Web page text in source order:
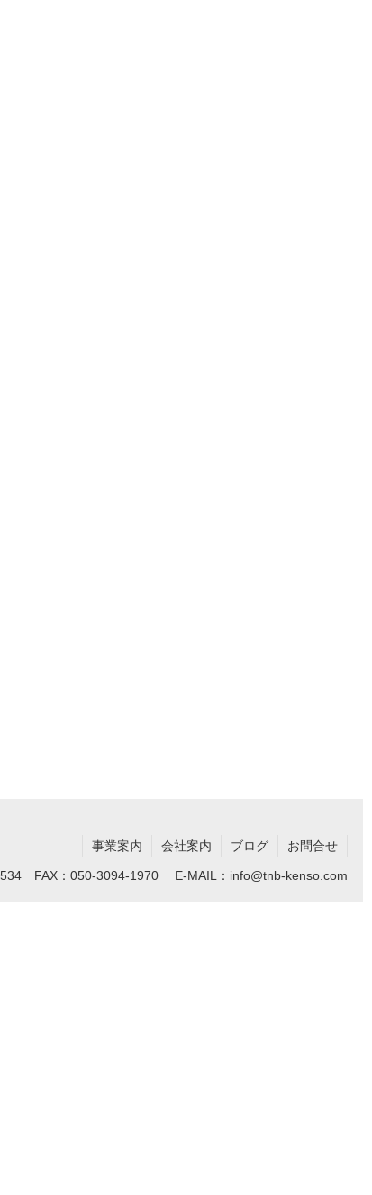
事業案内 会社案内 ブログ お問合せ
FAX：050-3094-1970 E-MAIL：info@tnb-kenso.com